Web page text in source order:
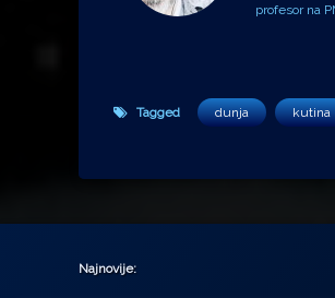
profesor na
Tagged dunja kutina
Najnovije: